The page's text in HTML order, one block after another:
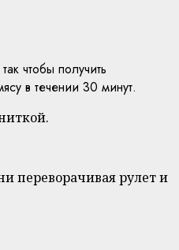
чтобы получить
в течении 30 минут.
переворачивая рулет и